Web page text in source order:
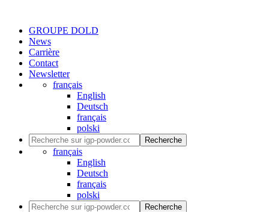
GROUPE DOLD
News
Carrière
Contact
Newsletter
français
English
Deutsch
français
polski
Recherche
français
English
Deutsch
français
polski
Recherche